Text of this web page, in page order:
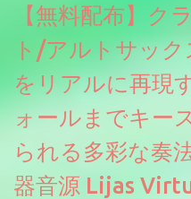
【無料配布】ク
ト/アルトサッ
をリアルに再現
ォールまでキー
られる多彩な奏
器音源 Lijas